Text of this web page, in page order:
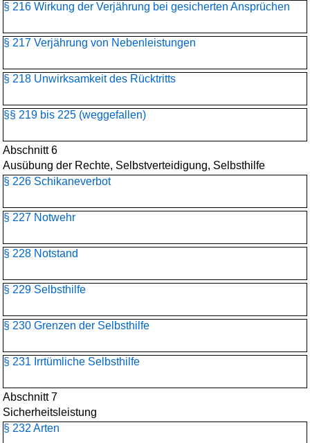
§ 216 Wirkung der Verjährung bei gesicherten Ansprüchen
§ 217 Verjährung von Nebenleistungen
§ 218 Unwirksamkeit des Rücktritts
§§ 219 bis 225 (weggefallen)
Abschnitt 6
Ausübung der Rechte, Selbstverteidigung, Selbsthilfe
§ 226 Schikaneverbot
§ 227 Notwehr
§ 228 Notstand
§ 229 Selbsthilfe
§ 230 Grenzen der Selbsthilfe
§ 231 Irrtümliche Selbsthilfe
Abschnitt 7
Sicherheitsleistung
§ 232 Arten